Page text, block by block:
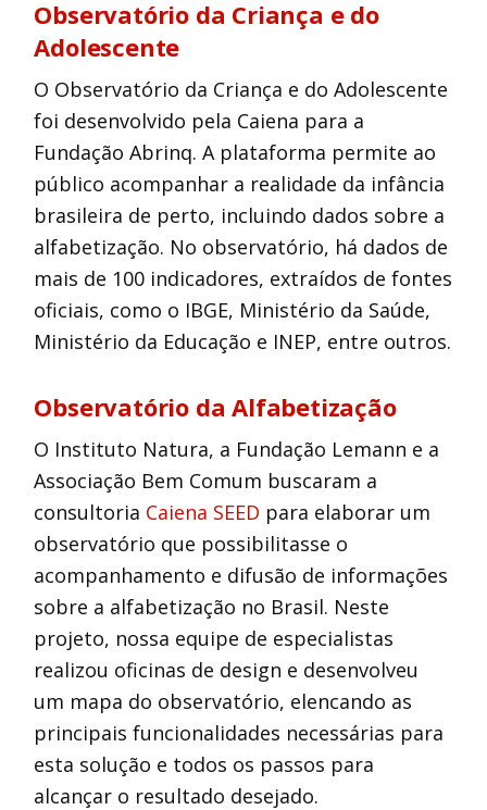
Observatório da Criança e do
Adolescente
O Observatório da Criança e do Adolescente
foi desenvolvido pela Caiena para a
Fundação Abrinq. A plataforma permite ao
público acompanhar a realidade da infância
brasileira de perto, incluindo dados sobre a
alfabetização. No observatório, há dados de
mais de 100 indicadores, extraídos de fontes
oficiais, como o IBGE, Ministério da Saúde,
Ministério da Educação e INEP, entre outros.
Observatório da Alfabetização
O Instituto Natura, a Fundação Lemann e a
Associação Bem Comum buscaram a
consultoria Caiena SEED para elaborar um
observatório que possibilitasse o
acompanhamento e difusão de informações
sobre a alfabetização no Brasil. Neste
projeto, nossa equipe de especialistas
realizou oficinas de design e desenvolveu
um mapa do observatório, elencando as
principais funcionalidades necessárias para
esta solução e todos os passos para
alcançar o resultado desejado.